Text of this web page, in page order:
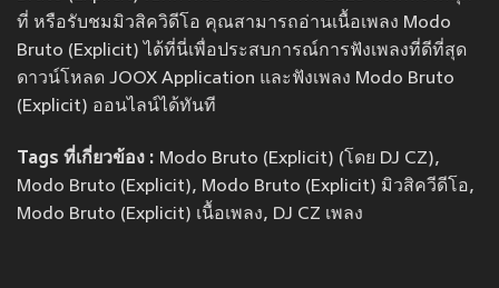
ที่ หรือรับชมมิวสิควิดีโอ คุณสามารถอ่านเนื้อเพลง Modo
Bruto (Explicit) ได้ที่นี่เพื่อประสบการณ์การฟังเพลงที่ดีที่สุด
ดาวน์โหลด JOOX Application และฟังเพลง Modo Bruto
(Explicit) ออนไลน์ได้ทันที
Tags ที่เกี่ยวข้อง : Modo Bruto (Explicit) (โดย DJ CZ),
Modo Bruto (Explicit), Modo Bruto (Explicit) มิวสิควีดีโอ,
Modo Bruto (Explicit) เนื้อเพลง, DJ CZ เพลง